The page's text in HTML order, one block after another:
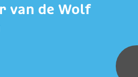
van de Wolf